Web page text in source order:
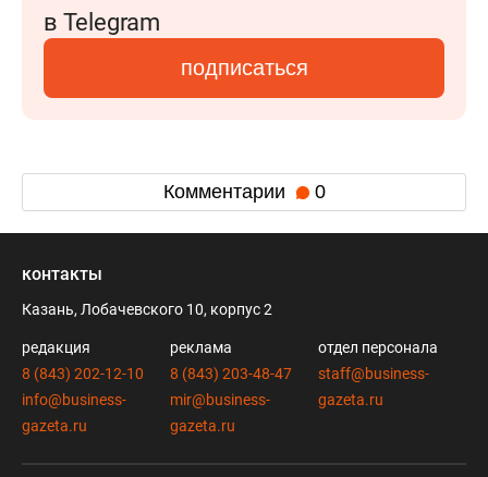
в Telegram
подписаться
Комментарии 0
контакты
Казань, Лобачевского 10, корпус 2
редакция
8 (843) 202-12-10
info@business-
gazeta.ru
реклама
8 (843) 203-48-47
mir@business-
gazeta.ru
отдел персонала
staff@business-
gazeta.ru